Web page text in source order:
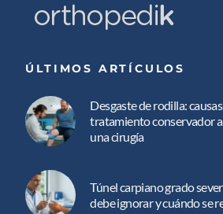
ÚLTIMOS ARTÍCULOS
Desgaste de rodilla:
tratamiento conservador
una cirugía
Túnel carpiano grado
debe ignorar y cuándo se